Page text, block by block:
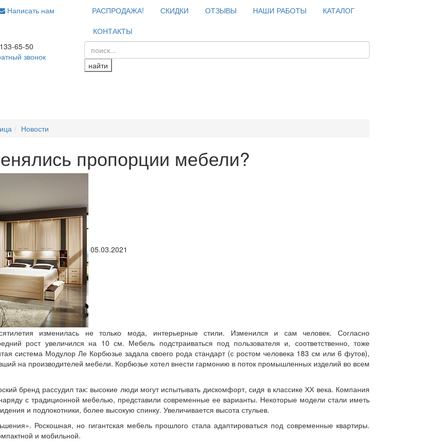
Написать нам РАСПРОДАЖА! СКИДКИ ОТЗЫВЫ НАШИ РАБОТЫ
КАТАЛОГ
КОНТАКТЫ
65-50
звонок
найти
Новости
пропорции мебели?
05.03.2021
изменилась не только мода, интерьерные стили. Изменился и сам человек. Согласно
рост увеличился на 10 см. Мебель подстраиваться под пользователя и, соответственно, тоже
система Модулор Ле Корбюзье задала своего рода стандарт (с ростом человека 183 см или 6 футов),
на производителей мебели. Корбюзье хотел внести гармонию в поток промышленных изделий во всем
бренд рассудил так: высокие люди могут испытывать дискомфорт, сидя в классике ХХ века. Компания
с традиционной мебелью, представили современные ее варианты. Некоторые модели стали иметь
и подлокотники, более высокую спинку. Увеличивается высота стульев.
Роскошная, но гигантская мебель прошлого стала адаптироваться под современные квартиры.
и мобильной.